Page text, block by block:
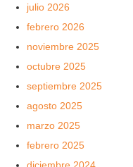
julio 2026
febrero 2026
noviembre 2025
octubre 2025
septiembre 2025
agosto 2025
marzo 2025
febrero 2025
diciembre 2024